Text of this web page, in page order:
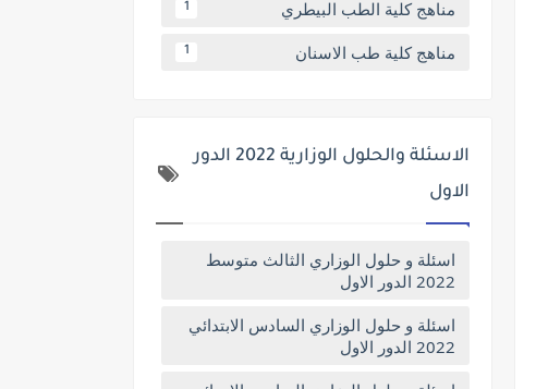
مناهج كلية الطب البيطري 1
مناهج كلية طب الاسنان 1
الاسئلة والحلول الوزارية 2022 الدور
الاول
اسئلة و حلول الوزاري الثالث متوسط
2022 الدور الاول
اسئلة و حلول الوزاري السادس الابتدائي
2022 الدور الاول